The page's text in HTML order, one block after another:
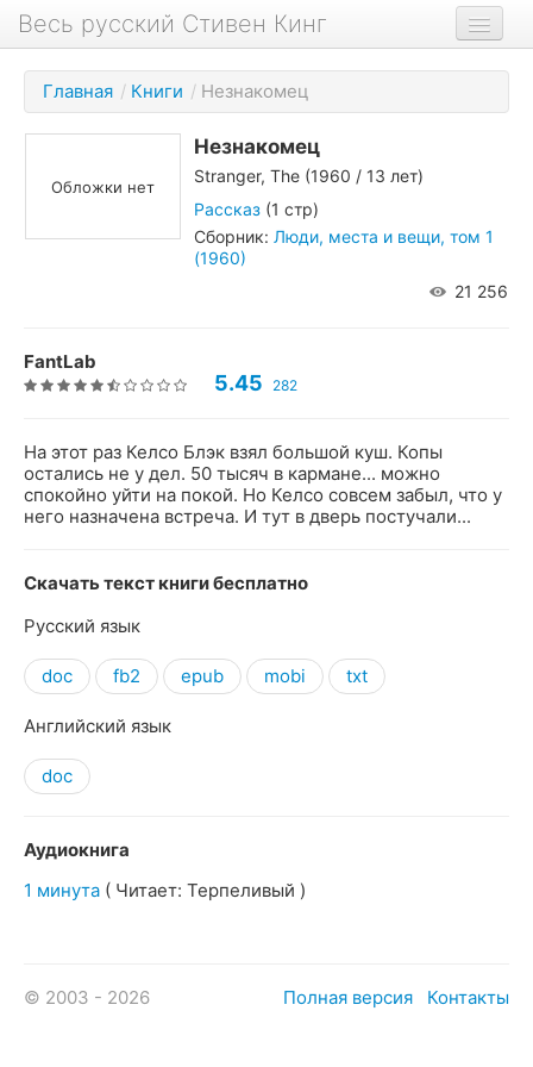
Весь русский Стивен Кинг
Книги
Фильмы
Главная / Книги / Незнакомец
Обложки нет
Незнакомец
Stranger, The (1960 / 13 лет)
Рассказ (1 стр)
Сборник: Люди, места и вещи, том 1
(1960)
21 256
FantLab
5.45 282
На этот раз Келсо Блэк взял большой куш. Копы
остались не у дел. 50 тысяч в кармане... можно
спокойно уйти на покой. Но Келсо совсем забыл, что у
него назначена встреча. И тут в дверь постучали...
Скачать текст книги бесплатно
Русский язык
doc fb2 epub mobi txt
Английский язык
doc
Аудиокнига
1 минута ( Читает: Терпеливый )
© 2003 - 2026 Полная версия Контакты